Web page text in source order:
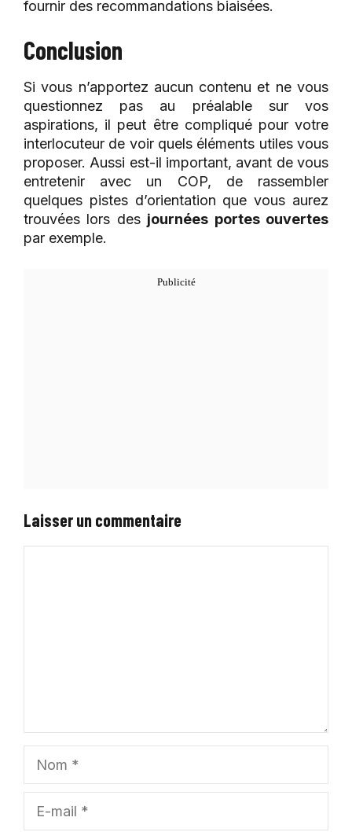
fournir des recommandations biaisées.
Conclusion
Si vous n’apportez aucun contenu et ne vous
questionnez pas au préalable sur vos
aspirations, il peut être compliqué pour votre
interlocuteur de voir quels éléments utiles vous
proposer. Aussi est-il important, avant de vous
entretenir avec un COP, de rassembler
quelques pistes d’orientation que vous aurez
trouvées lors des journées portes ouvertes
par exemple.
Laisser un commentaire
mail